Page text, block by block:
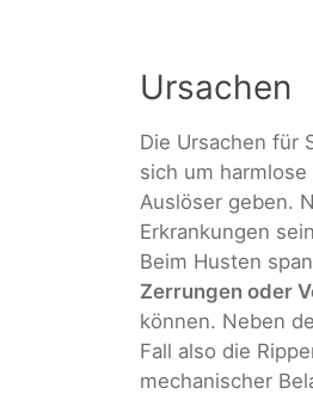
Ursachen
Die Ursachen für
sich um
Auslöser geben.
Erkrankungen
Beim Husten
Zerrungen oder
können. Neben
Fall also die
mechanischer